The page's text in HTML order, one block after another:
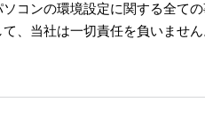
コンの環境設定に関する全て
、当社は一切責任を負いません